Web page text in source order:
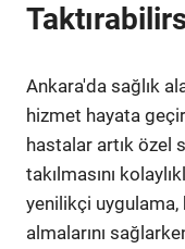
Ankara'da sağlık
hizmet hayata
hastalar artık özel
takılmasını
yenilikçi uygulama,
almalarını